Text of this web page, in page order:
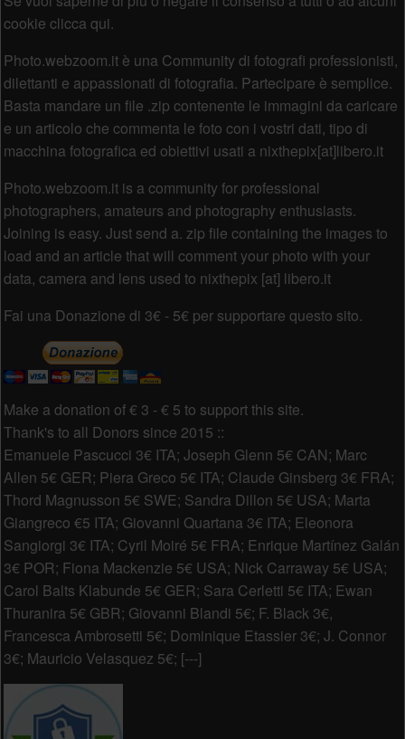
cookie clicca qui.
Photo.webzoom.it è una Community di fotografi professionisti,
dilettanti e appassionati di fotografia. Partecipare è semplice.
Basta mandare un file .zip contenente le immagini da caricare
e un articolo che commenta le foto con i vostri dati, tipo di
macchina fotografica ed obiettivi usati a nixthepix[at]libero.it
Photo.webzoom.it is a community for professional
photographers, amateurs and photography enthusiasts.
Joining is easy. Just send a. zip file containing the images to
load and an article that will comment your photo with your
data, camera and lens used to nixthepix [at] libero.it
Fai una Donazione di 3€ - 5€ per supportare questo sito.
Make a donation of € 3 - € 5 to support this site.
Thank's to all Donors since 2015 ::
Emanuele Pascucci 3€ ITA; Joseph Glenn 5€ CAN; Marc
Allen 5€ GER; Piera Greco 5€ ITA; Claude Ginsberg 3€ FRA;
Thord Magnusson 5€ SWE; Sandra Dillon 5€ USA; Marta
Giangreco €5 ITA; Giovanni Quartana 3€ ITA; Eleonora
Sangiorgi 3€ ITA; Cyril Moiré 5€ FRA; Enrique Martínez Galán
3€ POR; Fiona Mackenzie 5€ USA; Nick Carraway 5€ USA;
Carol Balts Klabunde 5€ GER; Sara Cerletti 5€ ITA; Ewan
Thuranira 5€ GBR; Giovanni Blandi 5€; F. Black 3€,
Francesca Ambrosetti 5€; Dominique Etassier 3€; J. Connor
3€; Mauricio Velasquez 5€; [---]